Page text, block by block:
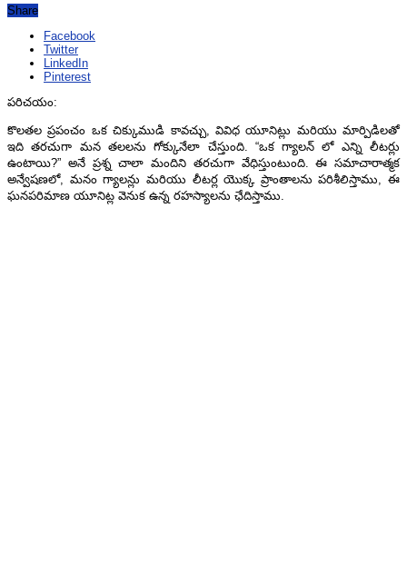
Share
Facebook
Twitter
LinkedIn
Pinterest
పరిచయం:
కొలతల ప్రపంచం ఒక చిక్కుముడి కావచ్చు, వివిధ యూనిట్లు మరియు మార్పిడిలతో
ఇది తరచుగా మన తలలను గోక్కునేలా చేస్తుంది. “ఒక గ్యాలన్ లో ఎన్ని లీటర్లు
ఉంటాయి?” అనే ప్రశ్న చాలా మందిని తరచుగా వేధిస్తుంటుంది. ఈ సమాచారాత్మక
అన్వేషణలో, మనం గ్యాలన్లు మరియు లీటర్ల యొక్క ప్రాంతాలను పరిశీలిస్తాము, ఈ
ఘనపరిమాణ యూనిట్ల వెనుక ఉన్న రహస్యాలను ఛేదిస్తాము.